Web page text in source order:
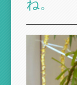
ね。